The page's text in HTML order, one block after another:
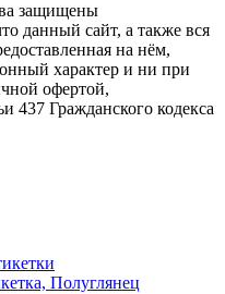
защищены
данный сайт, а также вся
на нём,
характер и ни при
офертой,
437 Гражданского кодекса
Полуглянец